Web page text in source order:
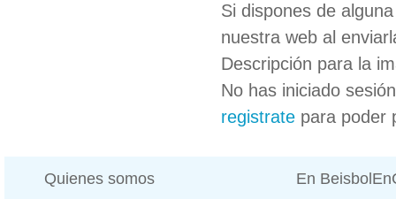
Si dispones de
nuestra web al
Descripción para la
No has iniciado
registrate para poder
Quienes somos En